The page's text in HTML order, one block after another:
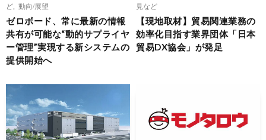
ど
動向/展望
ゼロボード、常に最新の情報
共有が可能な“動的サプライヤ
ー管理”実現する新システムの
提供開始へ
見など
【現地取材】貿易関連業務の
効率化目指す業界団体「日本
貿易DX協会」が発足